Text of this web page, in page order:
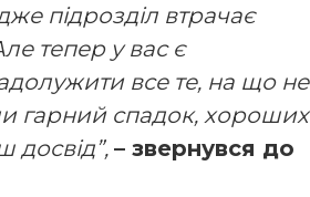
підрозділ втрачає
тепер у вас є
все те, на що не
гарний спадок, хороших
досвід”, – звернувся до